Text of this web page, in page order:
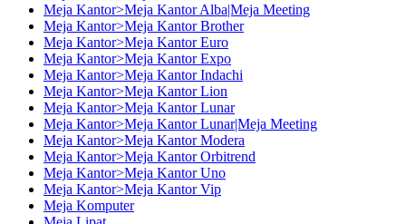
Meja Kantor>Meja Kantor Alba|Meja Meeting
Meja Kantor>Meja Kantor Brother
Meja Kantor>Meja Kantor Euro
Meja Kantor>Meja Kantor Expo
Meja Kantor>Meja Kantor Indachi
Meja Kantor>Meja Kantor Lion
Meja Kantor>Meja Kantor Lunar
Meja Kantor>Meja Kantor Lunar|Meja Meeting
Meja Kantor>Meja Kantor Modera
Meja Kantor>Meja Kantor Orbitrend
Meja Kantor>Meja Kantor Uno
Meja Kantor>Meja Kantor Vip
Meja Komputer